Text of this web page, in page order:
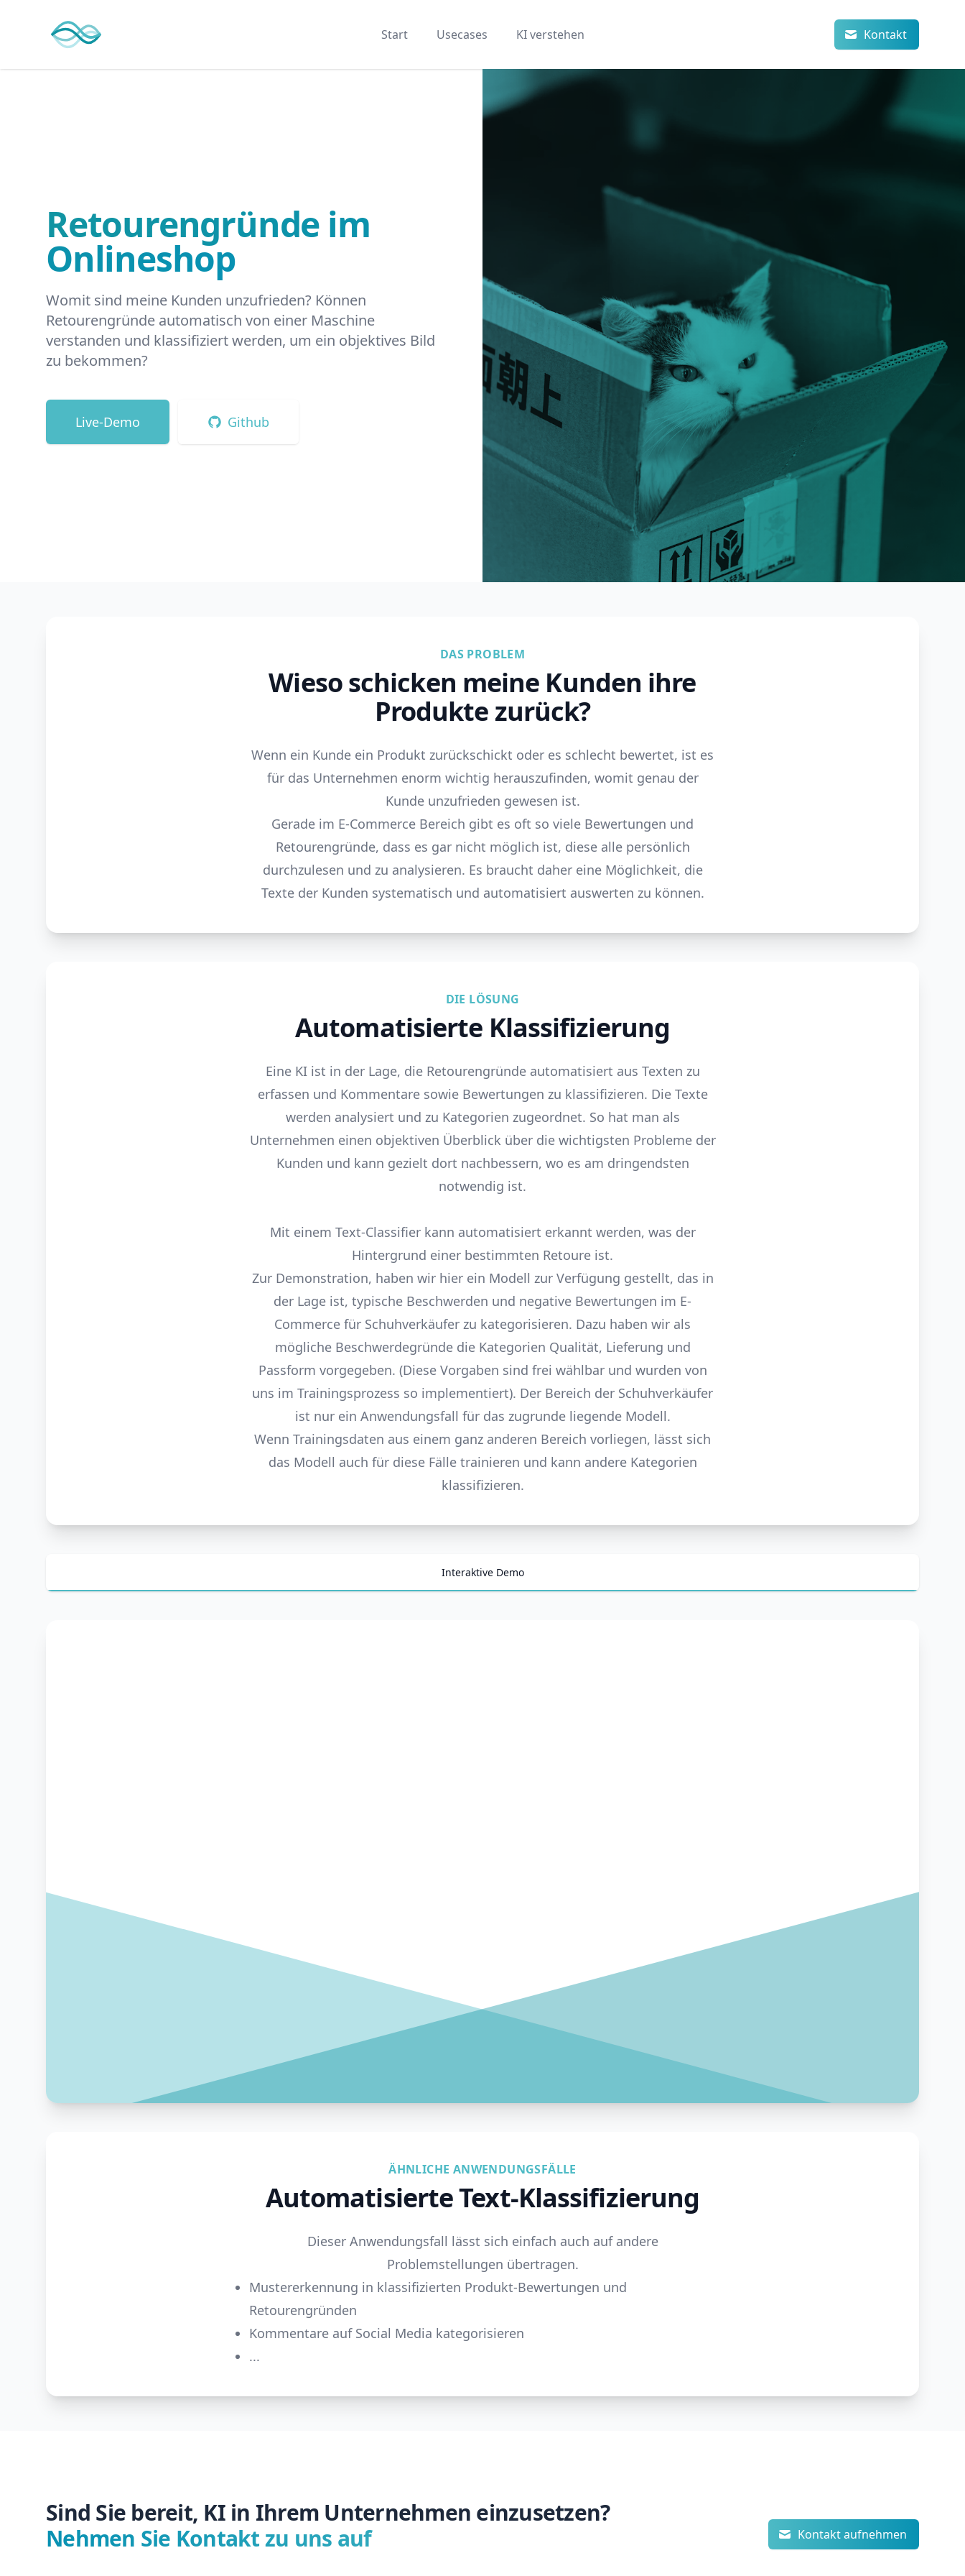
stackOcean
Start Usecases KI verstehen Kontakt
Retourengründe im
Onlineshop
Womit sind meine Kunden unzufrieden? Können
Retourengründe automatisch von einer Maschine
verstanden und klassifiziert werden, um ein objektives Bild
zu bekommen?
Live-Demo Github
DAS PROBLEM
Wieso schicken meine Kunden ihre
Produkte zurück?
Wenn ein Kunde ein Produkt zurückschickt oder es schlecht bewertet, ist es
für das Unternehmen enorm wichtig herauszufinden, womit genau der
Kunde unzufrieden gewesen ist.
Gerade im E-Commerce Bereich gibt es oft so viele Bewertungen und
Retourengründe, dass es gar nicht möglich ist, diese alle persönlich
durchzulesen und zu analysieren. Es braucht daher eine Möglichkeit, die
Texte der Kunden systematisch und automatisiert auswerten zu können.
DIE LÖSUNG
Automatisierte Klassifizierung
Eine KI ist in der Lage, die Retourengründe automatisiert aus Texten zu
erfassen und Kommentare sowie Bewertungen zu klassifizieren. Die Texte
werden analysiert und zu Kategorien zugeordnet. So hat man als
Unternehmen einen objektiven Überblick über die wichtigsten Probleme der
Kunden und kann gezielt dort nachbessern, wo es am dringendsten
notwendig ist.
Mit einem Text-Classifier kann automatisiert erkannt werden, was der
Hintergrund einer bestimmten Retoure ist.
Zur Demonstration, haben wir hier ein Modell zur Verfügung gestellt, das in
der Lage ist, typische Beschwerden und negative Bewertungen im E-
Commerce für Schuhverkäufer zu kategorisieren. Dazu haben wir als
mögliche Beschwerdegründe die Kategorien Qualität, Lieferung und
Passform vorgegeben. (Diese Vorgaben sind frei wählbar und wurden von
uns im Trainingsprozess so implementiert). Der Bereich der Schuhverkäufer
ist nur ein Anwendungsfall für das zugrunde liegende Modell.
Wenn Trainingsdaten aus einem ganz anderen Bereich vorliegen, lässt sich
das Modell auch für diese Fälle trainieren und kann andere Kategorien
klassifizieren.
Interaktive Demo
ÄHNLICHE ANWENDUNGSFÄLLE
Automatisierte Text-Klassifizierung
Dieser Anwendungsfall lässt sich einfach auch auf andere
Problemstellungen übertragen.
Mustererkennung in klassifizierten Produkt-Bewertungen und
Retourengründen
Kommentare auf Social Media kategorisieren
...
Sind Sie bereit, KI in Ihrem Unternehmen einzusetzen?
Nehmen Sie Kontakt zu uns auf
Kontakt aufnehmen